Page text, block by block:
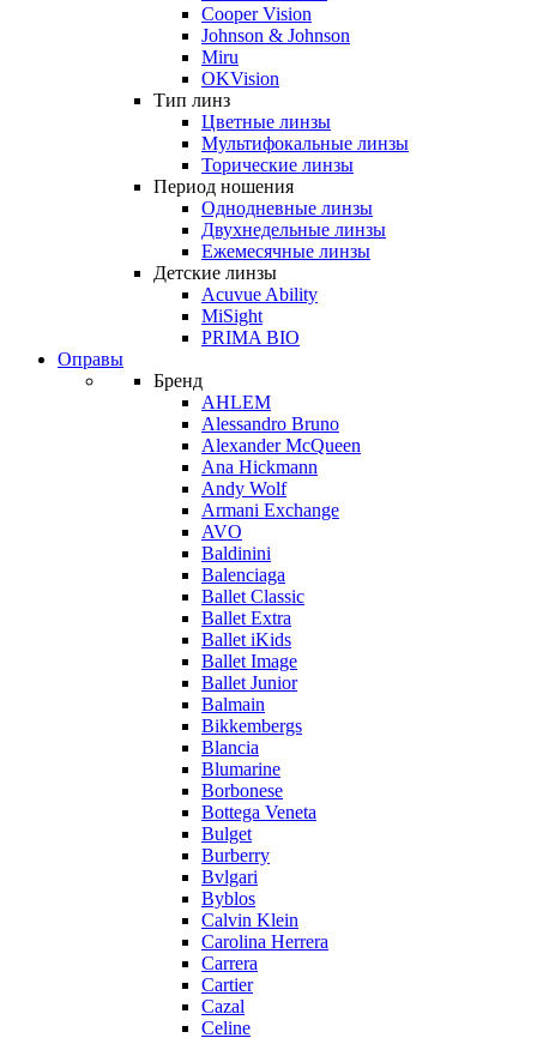
Cooper Vision
Johnson & Johnson
Miru
OKVision
Тип линз
Цветные линзы
Мультифокальные линзы
Торические линзы
Период ношения
Однодневные линзы
Двухнедельные линзы
Ежемесячные линзы
Детские линзы
Acuvue Ability
MiSight
PRIMA BIO
Оправы
Бренд
AHLEM
Alessandro Bruno
Alexander McQueen
Ana Hickmann
Andy Wolf
Armani Exchange
AVO
Baldinini
Balenciaga
Ballet Classic
Ballet Extra
Ballet iKids
Ballet Image
Ballet Junior
Balmain
Bikkembergs
Blancia
Blumarine
Borbonese
Bottega Veneta
Bulget
Burberry
Bvlgari
Byblos
Calvin Klein
Carolina Herrera
Carrera
Cartier
Cazal
Celine